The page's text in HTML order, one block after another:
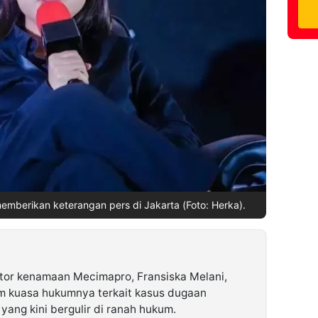
keterangan pers di Jakarta (Foto: Herka).
kenamaan Mecimapro, Fransiska Melani,
kuasa hukumnya terkait kasus dugaan
kini bergulir di ranah hukum.